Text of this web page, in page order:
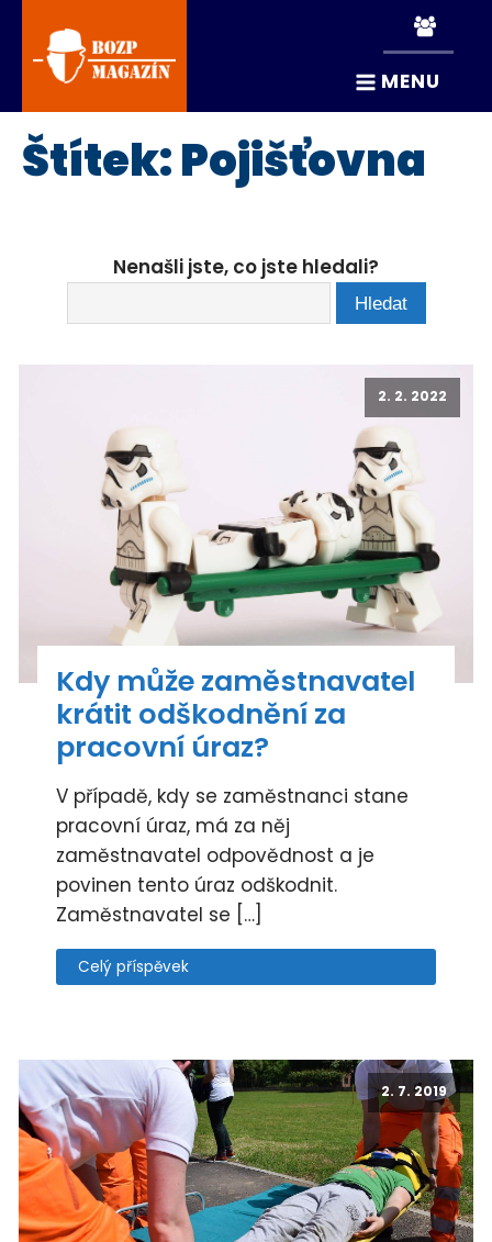
MENU
Štítek:Pojišťovna
Nenašli jste, co jste hledali?
2. 2. 2022
Kdy může zaměstnavatel
krátit odškodnění za
pracovní úraz?
V případě, kdy se zaměstnanci stane
pracovní úraz, má za něj
zaměstnavatel odpovědnost a je
povinen tento úraz odškodnit.
Zaměstnavatel se […]
Celý příspěvek
2. 7. 2019